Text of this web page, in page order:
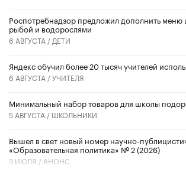
Роспотребнадзор предложил дополнить меню
рыбой и водорослями
6 АВГУСТА / ДЕТИ
​Яндекс обучил более 20 тысяч учителей
6 АВГУСТА /УЧИТЕЛЯ
Минимальный набор товаров для школы
5 АВГУСТА / ШКОЛЬНИКИ
Вышел в свет новый номер научно-
«Образовательная политика» № 2 (2026)
3 ИЮЛЯ / АНОНС